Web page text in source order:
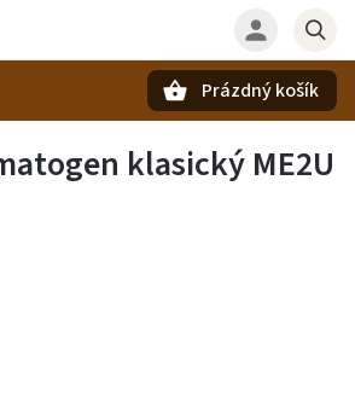
Prázdný košík
klasický ME2U